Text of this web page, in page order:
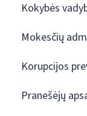
Kokybės
Mokesčių
Korupcijos
Pranešėjų